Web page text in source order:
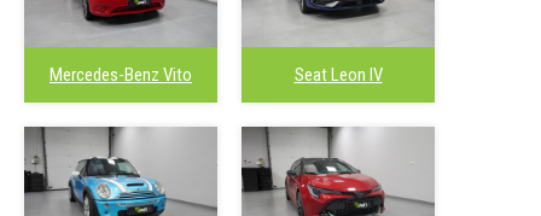
Mercedes-Benz Vito Seat Leon IV